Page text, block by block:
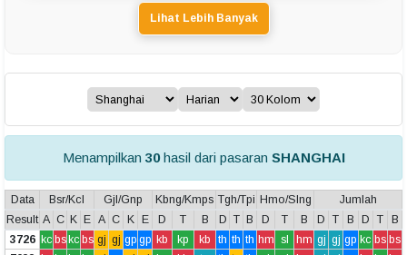
Lihat Lebih Banyak
Menampilkan 30hasil dari pasaran SHANGHAI
Data Bsr/Kcl Gjl/Gnp Kbng/Kmps Tgh/Tpi Hmo/Slng
Jumlah
Result A C K E A C K E D T B D T B D T B D T B D T
B
3726 kc bskc bs gj gj gp gp kb kp kb th th th hm sl hm gj gj gp kc bs bs